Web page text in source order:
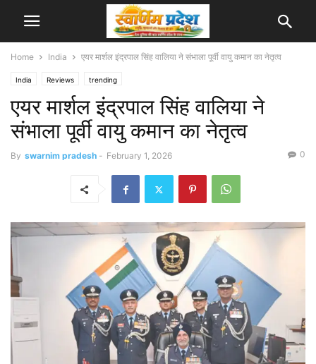
Home India एयर मार्शल इंद्रपाल सिंह वालिया ने संभाला पूर्वी वायु कमान का नेतृत्व
India Reviews trending
एयर मार्शल इंद्रपाल सिंह वालिया ने
संभाला पूर्वी वायु कमान का नेतृत्व
By swarnim pradesh - February 1, 2026 0